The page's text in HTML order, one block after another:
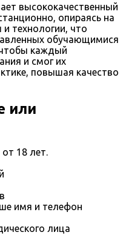
высококачественный
опираясь на
технологии, что
обучающимися
каждый
и смог их
повышая качество
или
18 лет.
имя и телефон
лица